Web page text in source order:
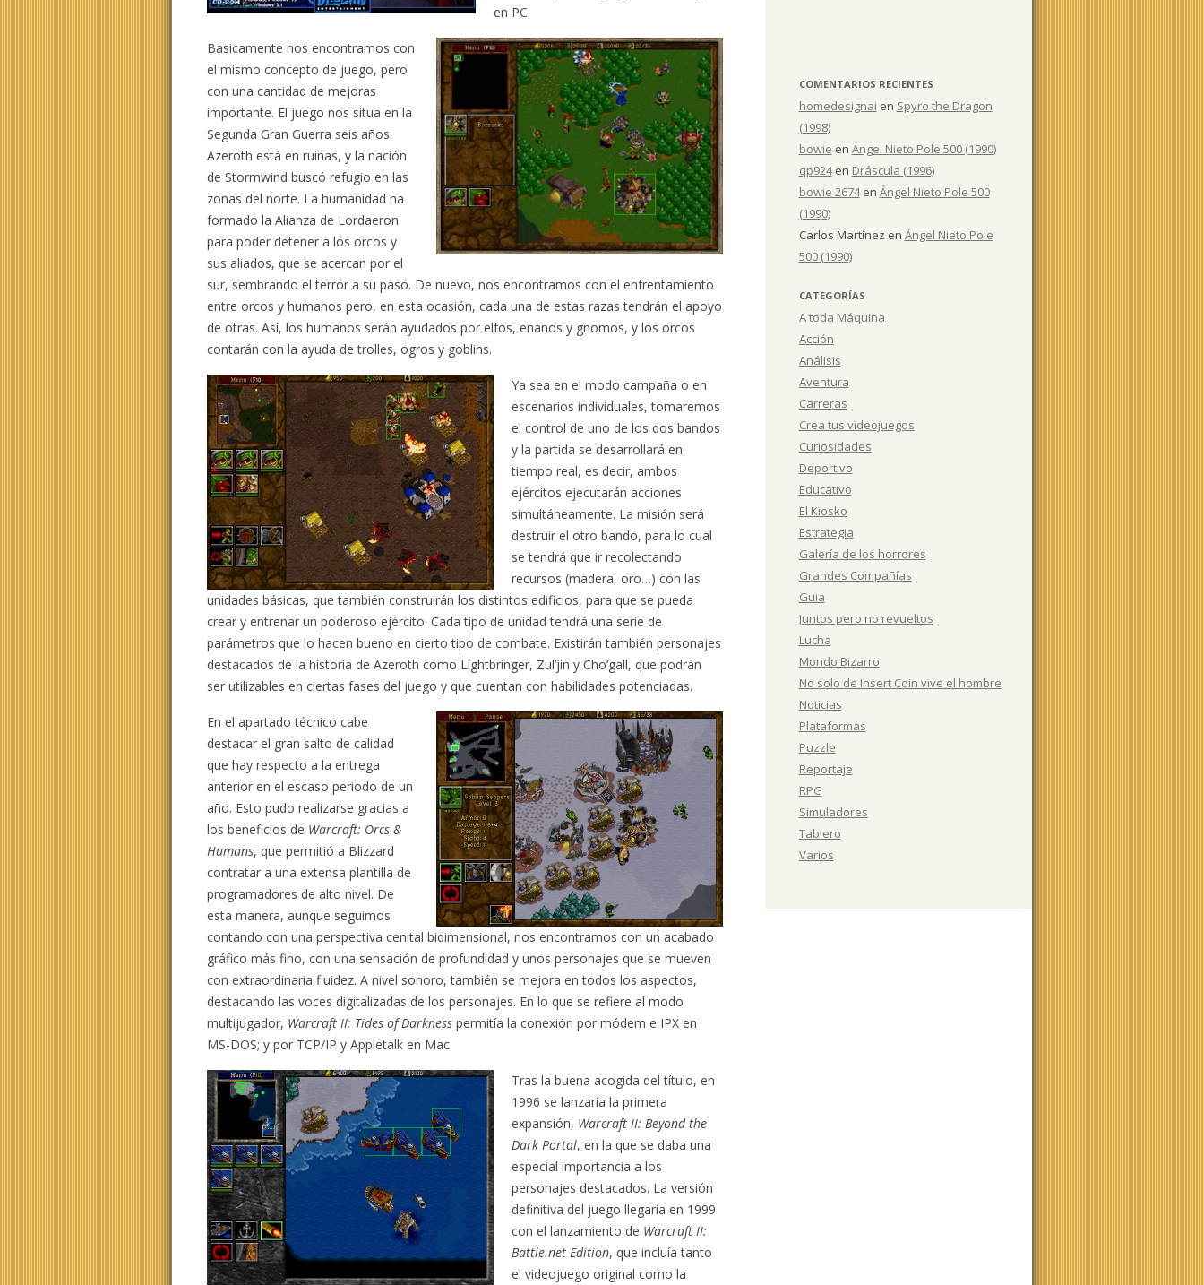
en PC.
Basicamente nos encontramos con
el mismo concepto de juego, pero
con una cantidad de mejoras
importante. El juego nos situa en la
Segunda Gran Guerra seis años.
Azeroth está en ruinas, y la nación
de Stormwind buscó refugio en las
zonas del norte. La humanidad ha
formado la Alianza de Lordaeron
para poder detener a los orcos y
sus aliados, que se acercan por el
sur, sembrando el terror a su paso. De nuevo, nos encontramos con el enfrentamiento
entre orcos y humanos pero, en esta ocasión, cada una de estas razas tendrán el apoyo
de otras. Así, los humanos serán ayudados por elfos, enanos y gnomos, y los orcos
contarán con la ayuda de trolles, ogros y goblins.
Ya sea en el modo campaña o en
escenarios individuales, tomaremos
el control de uno de los dos bandos
y la partida se desarrollará en
tiempo real, es decir, ambos
ejércitos ejecutarán acciones
simultáneamente. La misión será
destruir el otro bando, para lo cual
se tendrá que ir recolectando
recursos (madera, oro…) con las
unidades básicas, que también construirán los distintos edificios, para que se pueda
crear y entrenar un poderoso ejército. Cada tipo de unidad tendrá una serie de
parámetros que lo hacen bueno en cierto tipo de combate. Existirán también personajes
destacados de la historia de Azeroth como Lightbringer, Zul’jin y Cho’gall, que podrán
ser utilizables en ciertas fases del juego y que cuentan con habilidades potenciadas.
En el apartado técnico cabe
destacar el gran salto de calidad
que hay respecto a la entrega
anterior en el escaso periodo de un
año. Esto pudo realizarse gracias a
los beneficios de Warcraft: Orcs &
Humans, que permitió a Blizzard
contratar a una extensa plantilla de
programadores de alto nivel. De
esta manera, aunque seguimos
contando con una perspectiva cenital bidimensional, nos encontramos con un acabado
gráfico más fino, con una sensación de profundidad y unos personajes que se mueven
con extraordinaria fluidez. A nivel sonoro, también se mejora en todos los aspectos,
destacando las voces digitalizadas de los personajes. En lo que se refiere al modo
multijugador, Warcraft II: Tides of Darkness permitía la conexión por módem e IPX en
MS-DOS; y por TCP/IP y Appletalk en Mac.
Tras la buena acogida del título, en
1996 se lanzaría la primera
expansión, Warcraft II: Beyond the
Dark Portal, en la que se daba una
especial importancia a los
personajes destacados. La versión
definitiva del juego llegaría en 1999
con el lanzamiento de Warcraft II:
Battle.net Edition, que incluía tanto
el videojuego original como la
COMENTARIOS RECIENTES
homedesignai en Spyro the Dragon
(1998)
bowie en Ángel Nieto Pole 500 (1990)
qp924en Dráscula (1996)
bowie 2674en Ángel Nieto Pole 500
(1990)
Carlos Martínez en Ángel Nieto Pole
500 (1990)
CATEGORÍAS
A toda Máquina
Acción
Análisis
Aventura
Carreras
Crea tus videojuegos
Curiosidades
Deportivo
Educativo
El Kiosko
Estrategia
Galería de los horrores
Grandes Compañías
Guia
Juntos pero no revueltos
Lucha
Mondo Bizarro
No solo de Insert Coin vive el hombre
Noticias
Plataformas
Puzzle
Reportaje
RPG
Simuladores
Tablero
Varios